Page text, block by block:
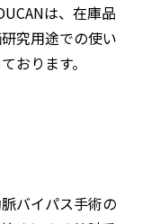
は、在庫品
究用途での使い
おります。
バイパス手術の